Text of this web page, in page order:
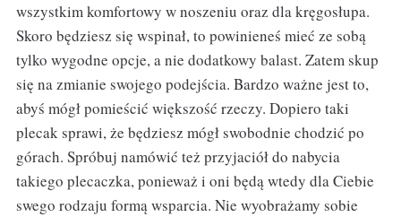
wszystkim komfortowy w noszeniu oraz dla kręgosłupa.
Skoro będziesz się wspinał, to powinieneś mieć ze sobą
tylko wygodne opcje, a nie dodatkowy balast. Zatem skup
się na zmianie swojego podejścia. Bardzo ważne jest to,
abyś mógł pomieścić większość rzeczy. Dopiero taki
plecak sprawi, że będziesz mógł swobodnie chodzić po
górach. Spróbuj namówić też przyjaciół do nabycia
takiego plecaczka, ponieważ i oni będą wtedy dla Ciebie
swego rodzaju formą wsparcia. Nie wyobrażamy sobie